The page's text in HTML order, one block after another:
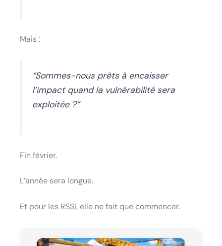
Mais :
“Sommes-nous prêts à encaisser
l’impact quand la vulnérabilité sera
exploitée ?”
Fin février.
L’année sera longue.
Et pour les RSSI, elle ne fait que commencer.